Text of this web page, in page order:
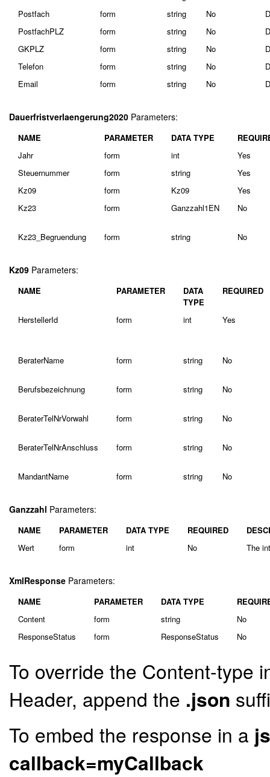
Postfach
form string No
PostfachPLZ
form string No
GKPLZ
form string No
Telefon
form string No
Email
form string No
Dauerfristverlaengerung2020 Parameters:
NAME PARAMETER DATA TYPE
Jahr
form int
Yes
Steuernummer
form string
Yes
Kz09
form Kz09
Yes
Kz23
form Ganzzahl1EN No
Kz23_Begruendung form string No
Kz09 Parameters:
NAME PARAMETER
DATA
TYPE
REQUIRED
HerstellerId form int Yes
BeraterName form string No
Berufsbezeichnung form string No
BeraterTelNrVorwahl form string No
BeraterTelNrAnschluss form string No
MandantName form string No
Ganzzahl Parameters:
NAME PARAMETER DATA TYPE REQUIRED
Wert
form int No The
XmlResponse Parameters:
NAME PARAMETER DATA TYPE
Content
form string
No
ResponseStatus
form ResponseStatus No
To override the Content-type
Header, append the .json
To embed the response in a
callback=myCallback